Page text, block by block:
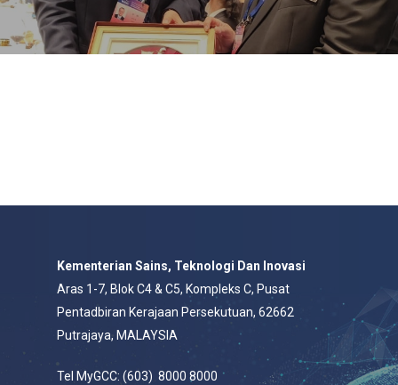
Kementerian Sains, Teknologi Dan Inovasi
Aras 1-7, Blok C4 & C5, Kompleks C, Pusat
Pentadbiran Kerajaan Persekutuan, 62662
Putrajaya, MALAYSIA
Tel MyGCC: (603) 8000 8000